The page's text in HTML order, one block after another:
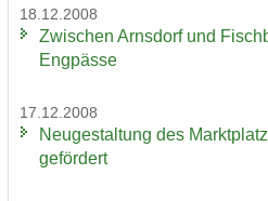
18.12.2008
Zwi­schen Arns­dorf und
Eng­päs­se
17.12.2008
Neu­ge­stal­tung des
ge­för­dert